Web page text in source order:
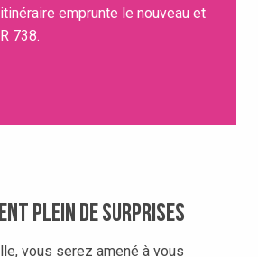
emprunte le nouveau et
738.
plein de surprises
vous serez amené à vous